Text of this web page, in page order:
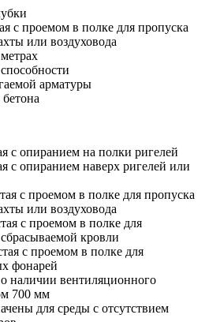
с проемом в полке для пропуска
или воздуховода
арматуры
с опиранием на полки ригелей
с опиранием наверх ригелей или
с проемом в полке для пропуска
или воздуховода
с проемом в полке для
кровли
с проемом в полке для
фонарей
о наличии вентиляционного
700 мм
для среды с отсутствием